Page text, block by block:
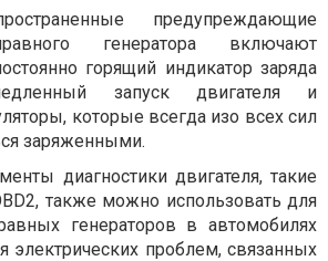
предупреждающие
генератора включают
горящий индикатор заряда
запуск двигателя и
которые всегда изо всех сил
заряженными.
диагностики двигателя, такие
также можно использовать для
генераторов в автомобилях
электрических проблем, связанных